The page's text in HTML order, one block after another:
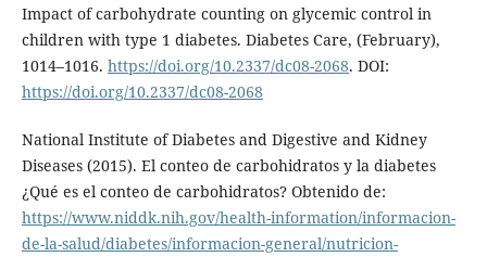
Impact of carbohydrate counting on glycemic control in
children with type 1 diabetes. Diabetes Care, (February),
1014–1016. https://doi.org/10.2337/dc08-2068. DOI:
https://doi.org/10.2337/dc08-2068
National Institute of Diabetes and Digestive and Kidney
Diseases (2015). El conteo de carbohidratos y la diabetes
¿Qué es el conteo de carbohidratos? Obtenido de:
https://www.niddk.nih.gov/health-information/informacion-
de-la-salud/diabetes/informacion-general/nutricion-